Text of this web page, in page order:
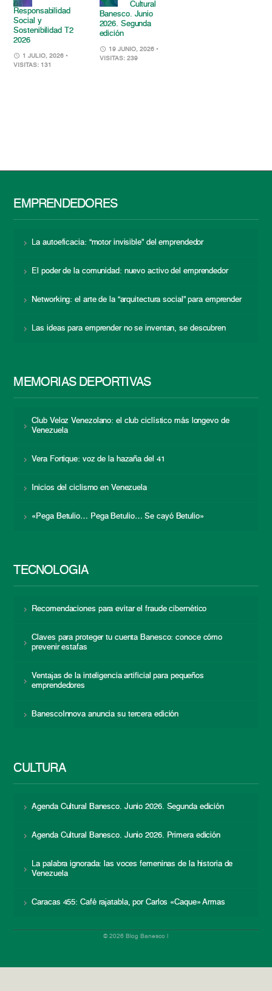
Responsabilidad
Social y
Sostenibilidad T2
2026
1 JULIO, 2026 •
VISITAS: 131
Cultural
Banesco. Junio
2026. Segunda
edición
19 JUNIO, 2026 •
VISITAS: 239
EMPRENDEDORES
La autoeficacia: “motor invisible” del emprendedor
El poder de la comunidad: nuevo activo del emprendedor
Networking: el arte de la “arquitectura social” para emprender
Las ideas para emprender no se inventan, se descubren
MEMORIAS DEPORTIVAS
Club Veloz Venezolano: el club ciclístico más longevo de
Venezuela
Vera Fortique: voz de la hazaña del 41
Inicios del ciclismo en Venezuela
«Pega Betulio… Pega Betulio… Se cayó Betulio»
TECNOLOGÍA
Recomendaciones para evitar el fraude cibernético
Claves para proteger tu cuenta Banesco: conoce cómo
prevenir estafas
Ventajas de la inteligencia artificial para pequeños
emprendedores
BanescoInnova anuncia su tercera edición
CULTURA
Agenda Cultural Banesco. Junio 2026. Segunda edición
Agenda Cultural Banesco. Junio 2026. Primera edición
La palabra ignorada: las voces femeninas de la historia de
Venezuela
Caracas 455: Café rajatabla, por Carlos «Caque» Armas
© 2026 Blog Banesco |